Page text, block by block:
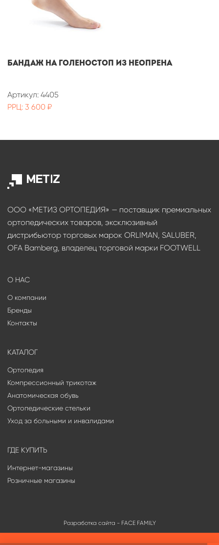
Бандаж на голеностоп из неопрена
Артикул: 4405
РРЦ: 3 600 ₽
ООО «МЕТИЗ ОРТОПЕДИЯ» — поставщик премиальных
ортопедических товаров, эксклюзивный
дистрибьютор торговых марок ORLIMAN, SALUBER,
OFA Bamberg, владелец торговой марки FOOTWELL
О НАС
О компании
Бренды
Контакты
КАТАЛОГ
Ортопедия
Компрессионный трикотаж
Анатомическая обувь
Ортопедические стельки
Уход за больными и инвалидами
ГДЕ КУПИТЬ
Интернет-магазины
Розничные магазины
Разработка сайта - FACE FAMILY